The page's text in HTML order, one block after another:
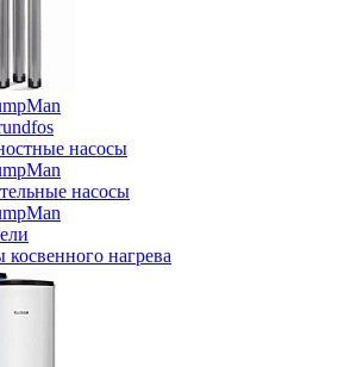
насосы
насосы
косвенного нагрева